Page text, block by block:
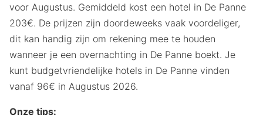
voor Augustus. Gemiddeld kost een hotel in De Panne
203€. De prijzen zijn doordeweeks vaak voordeliger,
dit kan handig zijn om rekening mee te houden
wanneer je een overnachting in De Panne boekt. Je
kunt budgetvriendelijke hotels in De Panne vinden
vanaf 96€ in Augustus 2026.
Onze tips: